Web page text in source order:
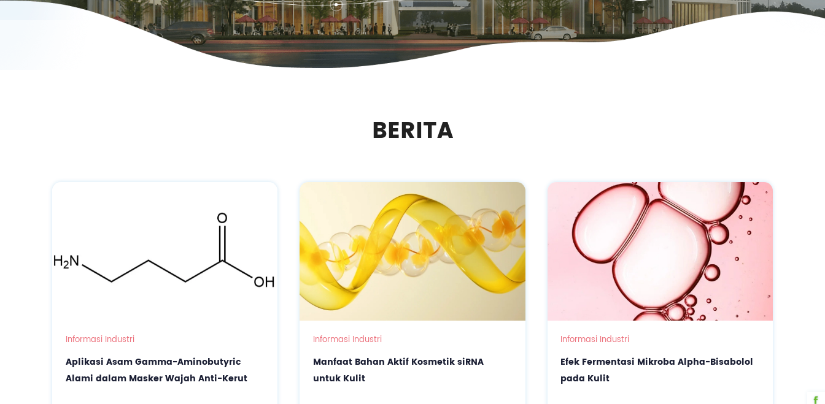
BERITA
Informasi Industri
Aplikasi Asam Gamma-Aminobutyric
Alami dalam Masker Wajah Anti-Kerut
Informasi Industri
Manfaat Bahan Aktif Kosmetik siRNA
untuk Kulit
Informasi Industri
Efek Fermentasi Mikroba Alpha-Bisabolol
pada Kulit